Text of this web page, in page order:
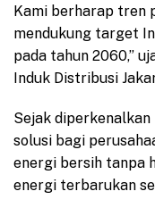
Kami berharap tren
mendukung target
pada tahun 2060,”
Induk Distribusi
Sejak diperkenalkan
solusi bagi
energi bersih tanpa
energi terbarukan